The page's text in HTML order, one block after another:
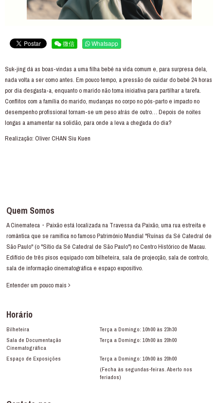
微信 Whatsapp
Suk-jing dá as boas-vindas a uma filha bebé na vida comum e, para surpresa dela,
nada volta a ser como antes. Em pouco tempo, a pressão de cuidar do bebé 24 horas
por dia desgasta-a, enquanto o marido não toma iniciativa para partilhar a tarefa.
Conflitos com a família do marido, mudanças no corpo no pós-parto e impacto no
desempenho profissional tornam-se um peso atrás de outro… Depois de noites
longas a amamentar na solidão, para onde a leva a chegada do dia?
Realização: Oliver CHAN Siu Kuen
Quem Somos
A Cinemateca・Paixão está localizada na Travessa da Paixão, uma rua estreita e
romântica que se ramifica no famoso Património Mundial "Ruínas da Sé Catedral de
São Paulo" (o "Sítio da Sé Catedral de São Paulo") no Centro Histórico de Macau.
Edifício de três pisos equipado com bilheteira, sala de projecção, sala de controlo,
sala de informação cinematográfica e espaço expositivo.
Entender um pouco mais
Horário
Bilheteira
Terça a Domingo: 10h00 às 23h30
Sala de Documentação
Cinematográfica
Terça a Domingo: 10h00 às 20h00
Espaço de Exposições
Terça a Domingo: 10h00 às 20h00
(Fecha às segundas-feiras. Aberto nos
feriados)